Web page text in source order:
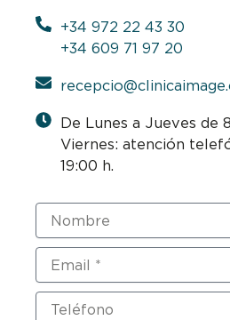
+34 972 22 43 30
+34 609 71 97 20
De Lunes a Jueves de
Viernes: atención
19:00 h.
Nombre
Email
Teléfono